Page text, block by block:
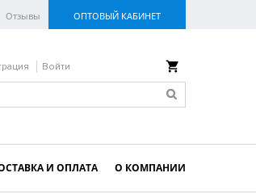
Отзывы ОПТОВЫЙ КАБИНЕТ
Войти
И ОПЛАТА О КОМПАНИИ